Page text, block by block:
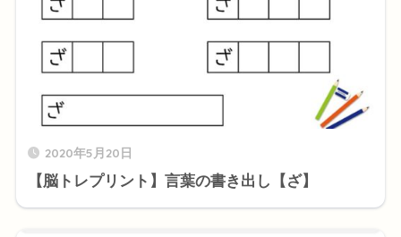
2020年5月20日
【脳トレプリント】言葉の書き出し【ざ】